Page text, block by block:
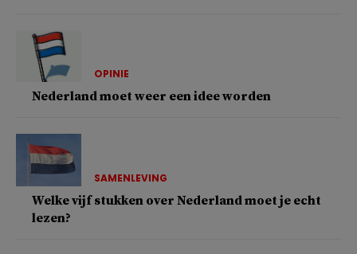
OPINIE
Nederland moet weer een idee worden
SAMENLEVING
Welke vijf stukken over Nederland moet je echt
lezen?